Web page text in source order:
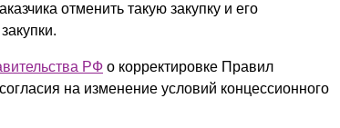
отменить такую закупку и его
РФ о корректировке Правил
на изменение условий концессионного